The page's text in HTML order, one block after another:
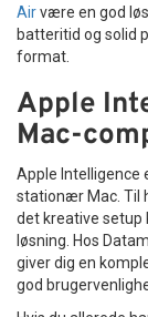
Airvære en god
batteritid og solid
format.
Apple
Mac-
Apple Intelligence
stationær Mac. Til
det kreative setup
løsning. Hos
giver dig en
god